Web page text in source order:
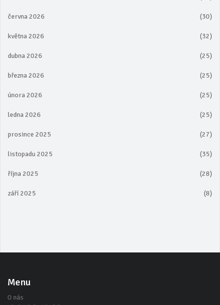
června 2026 (30)
května 2026 (32)
dubna 2026 (25)
března 2026 (25)
února 2026 (25)
ledna 2026 (25)
prosince 2025 (27)
listopadu 2025 (35)
října 2025 (28)
září 2025 (8)
Menu
O nás